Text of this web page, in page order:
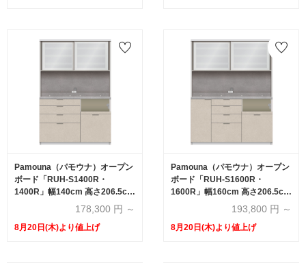
Pamouna（パモウナ）オープン
ボード「RUH-S1400R・
1400R」幅140cm 高さ206.5cm
奥行2サイズ（44.5cm・50cm）
下台引出しタイプ 全4色
178,300 円 ～
8月20日(木)より値上げ
Pamouna（パモウナ）オープン
ボード「RUH-S1600R・
1600R」幅160cm 高さ206.5cm
奥行2サイズ（44.5cm・50cm）
下台引出しタイプ 全4色
193,800 円 ～
8月20日(木)より値上げ